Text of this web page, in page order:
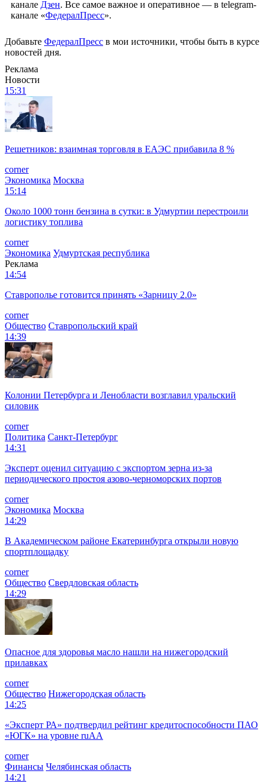
канале Дзен. Все самое важное и оперативное — в telegram-
канале «ФедералПресс».
Добавьте ФедералПресс в мои источники, чтобы быть в курсе
новостей дня.
Реклама
Новости
15:31
Решетников: взаимная торговля в ЕАЭС прибавила 8 %
corner
Экономика Москва
15:14
Около 1000 тонн бензина в сутки: в Удмуртии перестроили
логистику топлива
corner
Экономика Удмуртская республика
Реклама
14:54
Ставрополье готовится принять «Зарницу 2.0»
corner
Общество Ставропольский край
14:39
Колонии Петербурга и Ленобласти возглавил уральский
силовик
corner
Политика Санкт-Петербург
14:31
Эксперт оценил ситуацию с экспортом зерна из-за
периодического простоя азово-черноморских портов
corner
Экономика Москва
14:29
В Академическом районе Екатеринбурга открыли новую
спортплощадку
corner
Общество Свердловская область
14:29
Опасное для здоровья масло нашли на нижегородский
прилавках
corner
Общество Нижегородская область
14:25
«Эксперт РА» подтвердил рейтинг кредитоспособности ПАО
«ЮГК» на уровне ruAА
corner
Финансы Челябинская область
14:21